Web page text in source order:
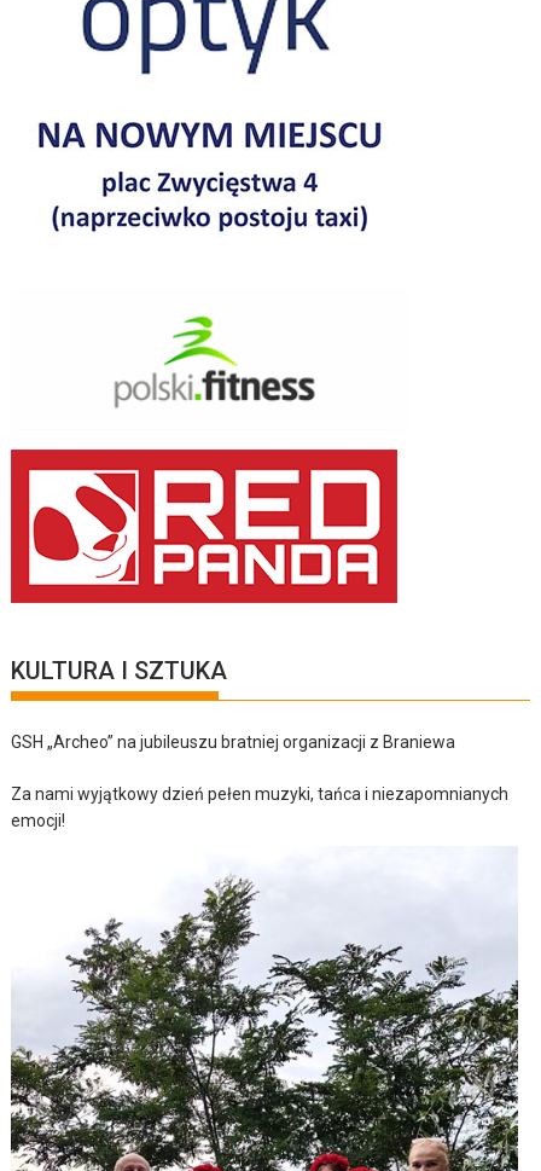
KULTURA I SZTUKA
GSH „Archeo” na jubileuszu bratniej organizacji z Braniewa
Za nami wyjątkowy dzień pełen muzyki, tańca i niezapomnianych
emocji!